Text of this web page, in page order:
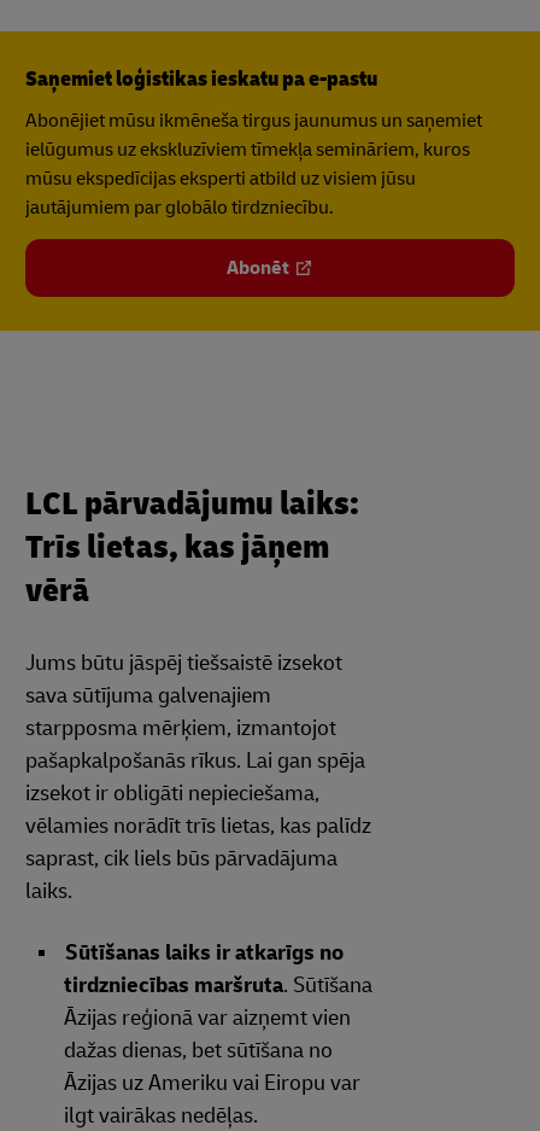
Saņemiet loģistikas ieskatu pa e-pastu
Abonējiet mūsu ikmēneša tirgus jaunumus un saņemiet
ielūgumus uz ekskluzīviem tīmekļa semināriem, kuros
mūsu ekspedīcijas eksperti atbild uz visiem jūsu
jautājumiem par globālo tirdzniecību.
Abonēt
LCL pārvadājumu laiks:
Trīs lietas, kas jāņem
vērā
Jums būtu jāspēj tiešsaistē izsekot
sava sūtījuma galvenajiem
starpposma mērķiem, izmantojot
pašapkalpošanās rīkus. Lai gan spēja
izsekot ir obligāti nepieciešama,
vēlamies norādīt trīs lietas, kas palīdz
saprast, cik liels būs pārvadājuma
laiks.
Sūtīšanas laiks ir atkarīgs no
tirdzniecības maršruta. Sūtīšana
Āzijas reģionā var aizņemt vien
dažas dienas, bet sūtīšana no
Āzijas uz Ameriku vai Eiropu var
ilgt vairākas nedēļas.